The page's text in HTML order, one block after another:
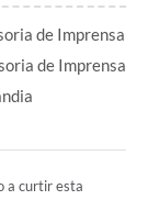
de Imprensa
de Imprensa
a curtir esta